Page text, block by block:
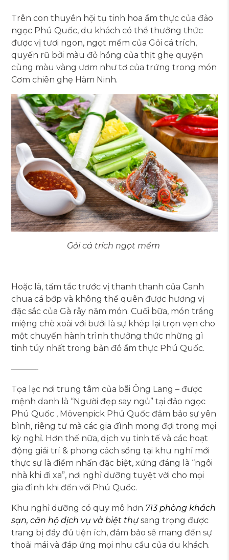
Trên con thuyền hội tụ tinh hoa ẩm thực của đảo
ngọc Phú Quốc, du khách có thể thưởng thức
được vị tươi ngon, ngọt mềm của Gỏi cá trích,
quyến rũ bởi màu đỏ hồng của thịt ghẹ quyện
cùng màu vàng ươm như tơ của trứng trong món
Cơm chiên ghẹ Hàm Ninh.
Gỏi cá trích ngọt mềm
Hoặc là, tấm tắc trước vị thanh thanh của Canh
chua cá bớp và không thể quên được hương vị
đặc sắc của Gà rẫy năm món. Cuối bữa, món tráng
miệng chè xoài với bưởi là sự khép lại trọn vẹn cho
một chuyến hành trình thưởng thức những gì
tinh túy nhất trong bản đồ ẩm thực Phú Quốc.
———-
Tọa lạc nơi trung tâm của bãi Ông Lang – được
mệnh danh là “Người đẹp say ngủ” tại đảo ngọc
Phú Quốc , Mövenpick Phú Quốc đảm bảo sự yên
bình, riêng tư mà các gia đình mong đợi trong mọi
kỳ nghỉ. Hơn thế nữa, dịch vụ tinh tế và các hoạt
động giải trí & phong cách sống tại khu nghỉ mới
thực sự là điểm nhấn đặc biệt, xứng đáng là “ngôi
nhà khi đi xa”, nơi nghỉ dưỡng tuyệt vời cho mọi
gia đình khi đến với Phú Quốc.
Khu nghỉ dưỡng có quy mô hơn 713 phòng khách
sạn, căn hộ dịch vụ và biệt thựsang trọng được
trang bị đầy đủ tiện ích, đảm bảo sẽ mang đến sự
thoải mái và đáp ứng mọi nhu cầu của du khách.